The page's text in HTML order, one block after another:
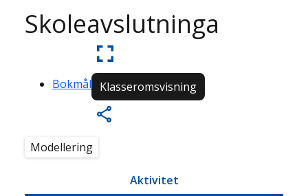
Skoleavslutninga
Bokmål Klasseromsvisning
Modellering
Aktivitet